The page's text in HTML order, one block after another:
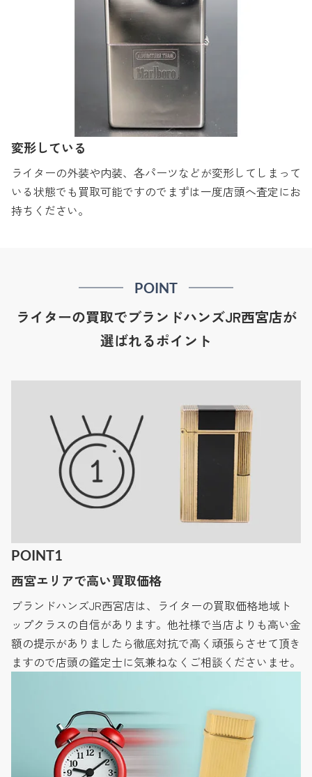
変形している
ライターの外装や内装、各パーツなどが変形してしまって
いる状態でも買取可能ですのでまずは一度店頭へ査定にお
持ちください。
POINT
ライターの買取でブランドハンズJR西宮店が
選ばれるポイント
POINT1
西宮エリアで高い買取価格
ブランドハンズJR西宮店は、ライターの買取価格地域ト
ップクラスの自信があります。他社様で当店よりも高い金
額の提示がありましたら徹底対抗で高く頑張らさせて頂き
ますので店頭の鑑定士に気兼ねなくご相談くださいませ。